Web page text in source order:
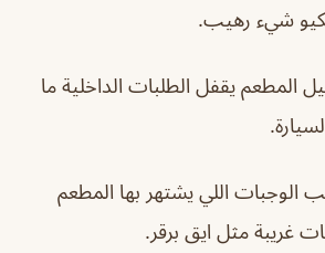
شيء رهيب.
٢ اخر الليل المطعم يقفل الطلبات الداخلية ما
الوجبات اللي يشتهر بها المطعم
غريبة مثل ايق برقر.